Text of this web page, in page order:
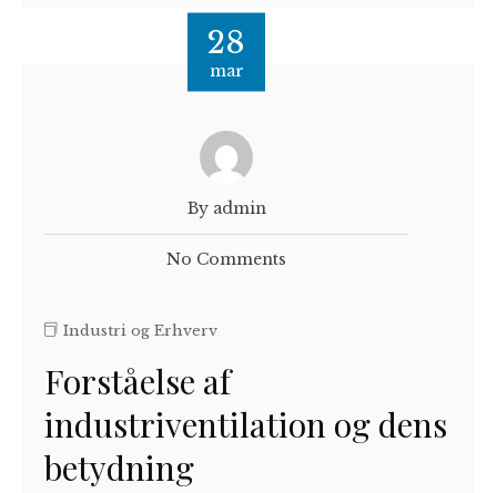
28
mar
By admin
No Comments
Industri og Erhverv
Forståelse af
industriventilation og dens
betydning